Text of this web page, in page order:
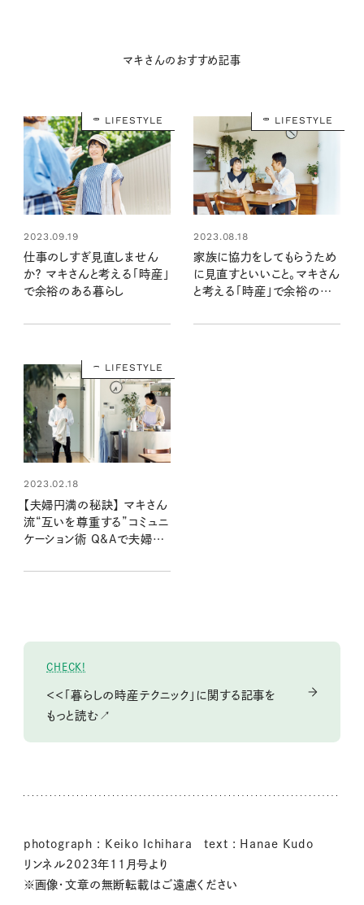
マキさんのおすすめ記事
LIFESTYLE
2023.09.19
仕事のしすぎ見直しません
か？ マキさんと考える「時産」
で余裕のある暮らし
LIFESTYLE
2023.08.18
家族に協力をしてもらうため
に見直すといいこと。マキさん
と考える「時産」で余裕のあ
LIFESTYLE
2023.02.18
【夫婦円満の秘訣】 マキさん
流“互いを尊重する”コミュニ
ケーション術 Q&Aで夫婦の
CHECK!
＜＜「暮らしの時産テクニック」に関する記事を
もっと読む↗
photograph : Keiko Ichihara text : Hanae Kudo
リンネル2023年11月号より
※画像・文章の無断転載はご遠慮ください